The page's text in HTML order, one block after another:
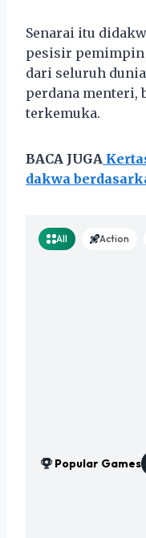
Senarai itu
pesisir pemimpin
dari seluruh
perdana menteri,
terkemuka.
BACA JUGA
dakwa